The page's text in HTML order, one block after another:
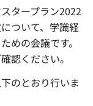
タープラン2022
ついて、学識経
めの会議です。
認ください。
のとおり行いま